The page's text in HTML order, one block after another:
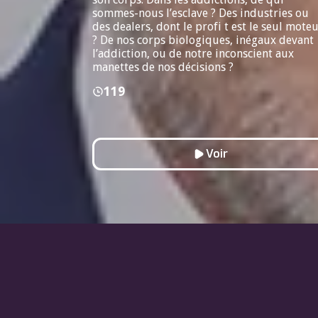
sommes-nous l’esclave ? Des industries ou
des dealers, dont le profi t est le seul
? De nos corps biologiques, inégaux devant
l’addiction, ou de notre inconscient aux
manettes de nos décisions ?
119
Voir